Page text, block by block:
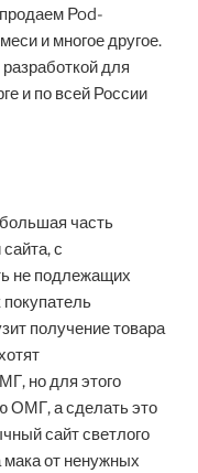
Pod-
и многое другое.
для
и по всей России
часть
с
не подлежащих
покупатель
получение товара
но для этого
ОМГ, а сделать это
сайт светлого
мака от ненужных